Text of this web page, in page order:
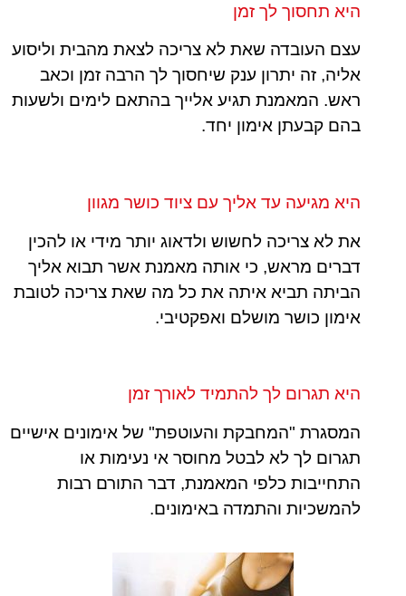
היא תחסוך לך זמן
עצם העובדה שאת לא צריכה לצאת מהבית וליסוע
אליה, זה יתרון ענק שיחסוך לך הרבה זמן וכאב
ראש. המאמנת תגיע אלייך בהתאם לימים ולשעות
בהם קבעתן אימון יחד.
היא מגיעה עד אליך עם ציוד כושר מגוון
את לא צריכה לחשוש ולדאוג יותר מידי או להכין
דברים מראש, כי אותה מאמנת אשר תבוא אליך
הביתה תביא איתה את כל מה שאת צריכה לטובת
אימון כושר מושלם ואפקטיבי.
היא תגרום לך להתמיד לאורך זמן
המסגרת "המחבקת והעוטפת" של אימונים אישיים
תגרום לך לא לבטל מחוסר אי נעימות או
התחייבות כלפי המאמנת, דבר התורם רבות
להמשכיות והתמדה באימונים.